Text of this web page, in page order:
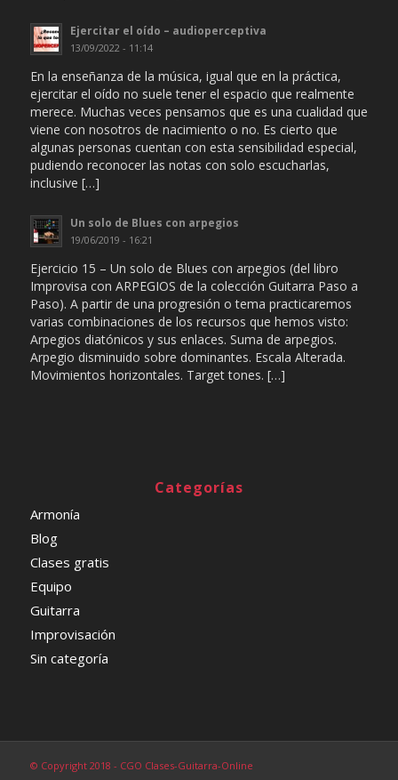
Ejercitar el oído – audioperceptiva
13/09/2022 - 11:14
En la enseñanza de la música, igual que en la práctica,
ejercitar el oído no suele tener el espacio que realmente
merece. Muchas veces pensamos que es una cualidad que
viene con nosotros de nacimiento o no. Es cierto que
algunas personas cuentan con esta sensibilidad especial,
pudiendo reconocer las notas con solo escucharlas,
inclusive […]
Un solo de Blues con arpegios
19/06/2019 - 16:21
Ejercicio 15 – Un solo de Blues con arpegios (del libro
Improvisa con ARPEGIOS de la colección Guitarra Paso a
Paso). A partir de una progresión o tema practicaremos
varias combinaciones de los recursos que hemos visto:
Arpegios diatónicos y sus enlaces. Suma de arpegios.
Arpegio disminuido sobre dominantes. Escala Alterada.
Movimientos horizontales. Target tones. […]
Categorías
Armonía
Blog
Clases gratis
Equipo
Guitarra
Improvisación
Sin categoría
© Copyright 2018 - CGO Clases-Guitarra-Online